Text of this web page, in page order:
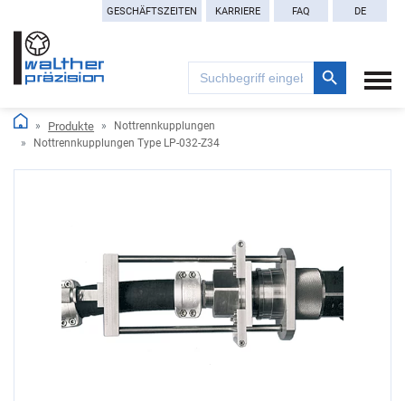
GESCHÄFTSZEITEN KARRIERE FAQ DE
Search
for:
Search Button
Produkte
Nottrennkupplungen
Nottrennkupplungen Type LP-032-Z34